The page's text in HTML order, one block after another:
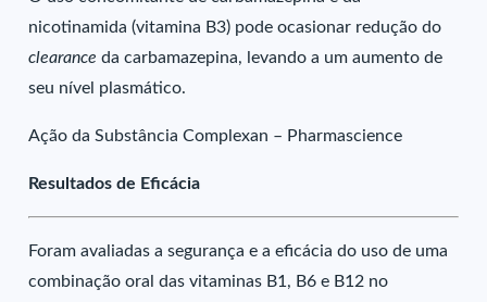
nicotinamida (vitamina B3) pode ocasionar redução do
clearance da carbamazepina, levando a um aumento de
seu nível plasmático.
Ação da Substância Complexan – Pharmascience
Resultados de Eficácia
Foram avaliadas a segurança e a eficácia do uso de uma
combinação oral das vitaminas B1, B6 e B12 no